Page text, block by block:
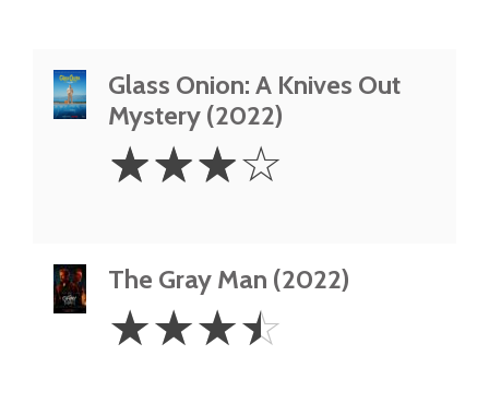
Glass Onion: A Knives Out
Mystery (2022)
Stars
☆☆☆☆
The Gray Man (2022)
3.5
Stars
☆☆☆☆